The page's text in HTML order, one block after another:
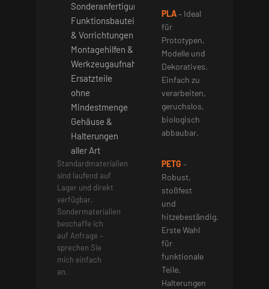
Sonderanfertigungen
Funktionsbauteile
& Vorrichtungen
Montagehilfen &
Werkzeugaufnahmen
Ersatzteile
ohne
Mindestmenge
Gehäuse &
Halterungen
aller Art
Standardmaterialien
sind laufend auf
Lager und direkt
verfügbar.
Sondermaterialien
beschaffe ich
auf Anfrage –
sprechen Sie
mich einfach
an.
PLA– Ideal
für
Prototypen,
Modelle und
Dekoratives.
Einfach zu
verarbeiten,
geruchslos,
biologisch
abbaubar.
PETG –
Robust,
stoßfest
und
hitzebeständig.
Erste Wahl
für
funktionale
Teile,
Halterungen